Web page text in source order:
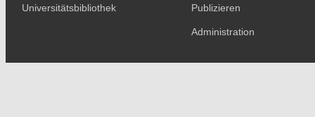
Universitätsbibliothek Publizieren
Administration